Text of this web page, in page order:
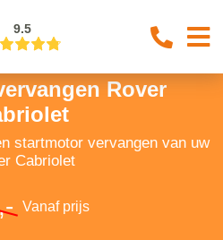
9.5
Rover
startmotor vervangen van uw
Cabriolet
Vanaf prijs